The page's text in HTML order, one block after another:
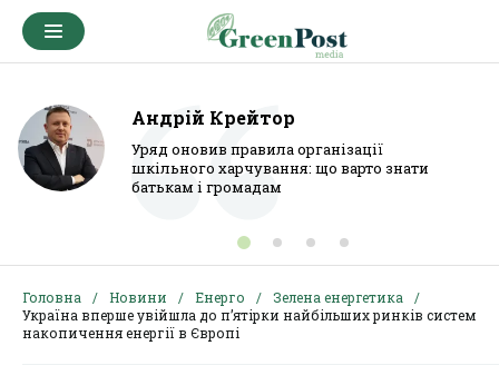
Андрій Крейтор
Уряд оновив правила організації
шкільного харчування: що варто знати
батькам і громадам
Головна Новини Енерго
Зелена енергетика
Україна вперше увійшла до п’ятірки найбільших ринків систем
накопичення енергії в Європі